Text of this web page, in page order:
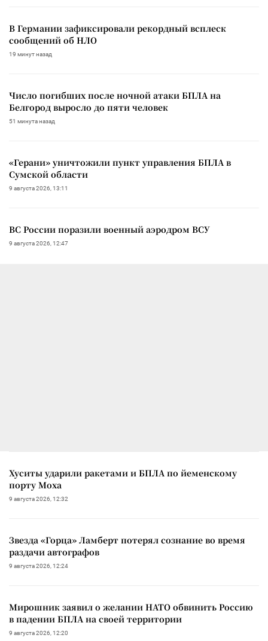
В Германии зафиксировали рекордный всплеск
сообщений об НЛО
19 минут назад
Число погибших после ночной атаки БПЛА на
Белгород выросло до пяти человек
51 минута назад
«Герани» уничтожили пункт управления БПЛА в
Сумской области
9 августа 2026, 13:11
ВС России поразили военный аэродром ВСУ
9 августа 2026, 12:47
Хуситы ударили ракетами и БПЛА по йеменскому
порту Моха
9 августа 2026, 12:32
Звезда «Горца» Ламберт потерял сознание во время
раздачи автографов
9 августа 2026, 12:24
Мирошник заявил о желании НАТО обвинить Россию
в падении БПЛА на своей территории
9 августа 2026, 12:20